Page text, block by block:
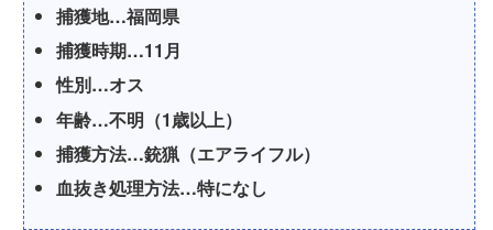
捕獲地…福岡県
捕獲時期…11月
性別…オス
年齢…不明（1歳以上）
捕獲方法…銃猟（エアライフル）
血抜き処理方法…特になし